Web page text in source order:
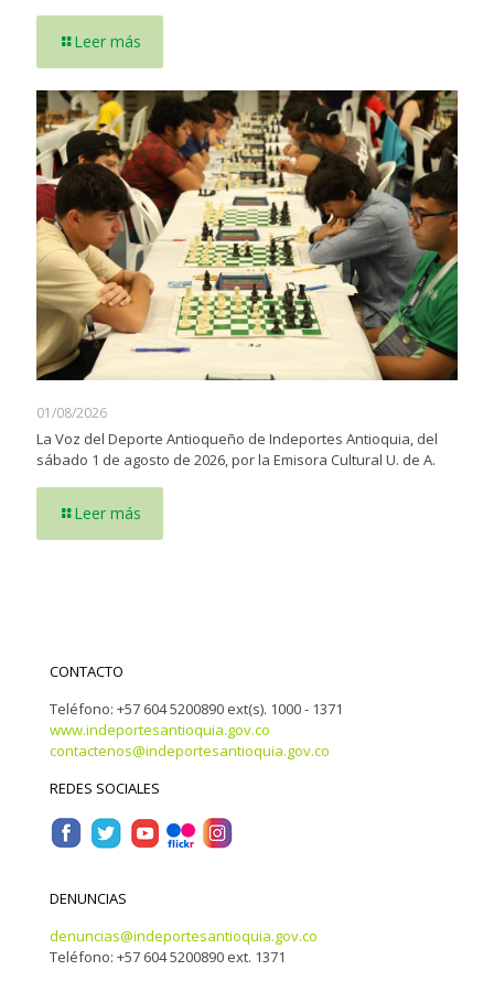
Leer más
01/08/2026
La Voz del Deporte Antioqueño de Indeportes Antioquia, del
sábado 1 de agosto de 2026, por la Emisora Cultural U. de A.
Leer más
CONTACTO
Teléfono: +57 604 5200890 ext(s). 1000 - 1371
www.indeportesantioquia.gov.co
contactenos@indeportesantioquia.gov.co
REDES SOCIALES
DENUNCIAS
denuncias@indeportesantioquia.gov.co
Teléfono: +57 604 5200890 ext. 1371